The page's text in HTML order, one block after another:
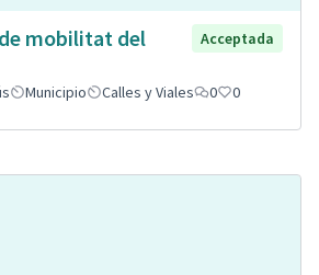
mobilitat del
Acceptada
Municipio Calles y Viales 0 0